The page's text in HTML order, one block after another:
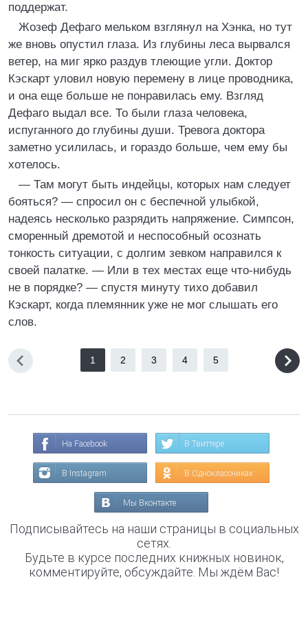
поддержат.
Жозеф Дефаго мельком взглянул на Хэнка, но тут
же вновь опустил глаза. Из глубины леса вырвался
ветер, на миг ярко раздув тлеющие угли. Доктор
Кэскарт уловил новую перемену в лице проводника,
и она еще больше не понравилась ему. Взгляд
Дефаго выдал все. То были глаза человека,
испуганного до глубины души. Тревога доктора
заметно усилилась, и гораздо больше, чем ему бы
хотелось.
— Там могут быть индейцы, которых нам следует
бояться? — спросил он с беспечной улыбкой,
надеясь несколько разрядить напряжение. Симпсон,
сморенный дремотой и неспособный осознать
тонкость ситуации, с долгим зевком направился к
своей палатке. — Или в тех местах еще что-нибудь
не в порядке? — спустя минуту тихо добавил
Кэскарт, когда племянник уже не мог слышать его
слов.
1 2 3 4 5
На Facebook В Твиттере
В Instagram В Одноклассниках
Мы Вконтакте
Подписывайтесь на наши страницы в социальных
сетях.
Будьте в курсе последних книжных новинок,
комментируйте, обсуждайте. Мы ждём Вас!